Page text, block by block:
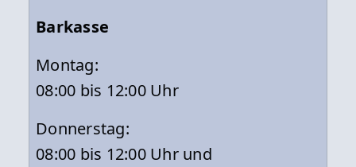
Barkasse
Montag:
08:00 bis 12:00 Uhr
Donnerstag:
08:00 bis 12:00 Uhr und